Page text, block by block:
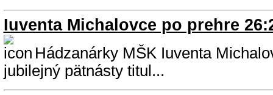
Iuventa Michalovce po prehre
Hádzanárky MŠK Iuventa
jubilejný pätnásty titul...